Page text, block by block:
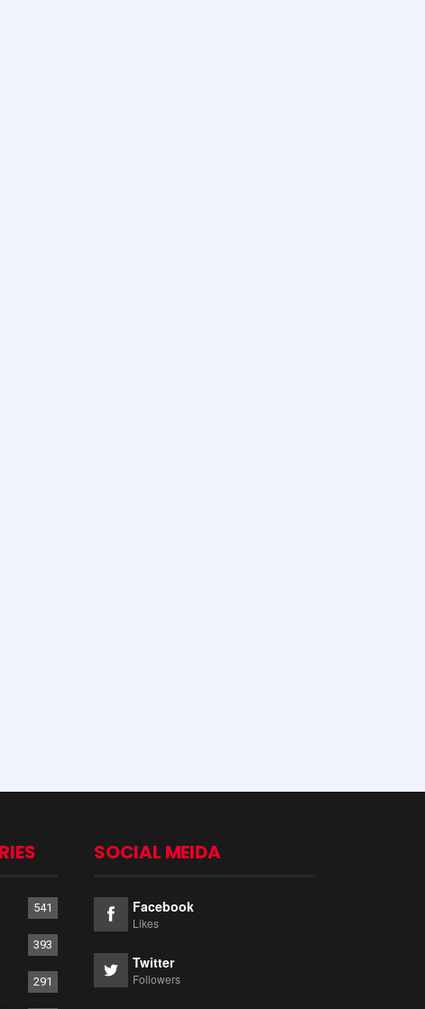
541
393
291
SOCIAL MEIDA
Facebook
Likes
Twitter
Followers